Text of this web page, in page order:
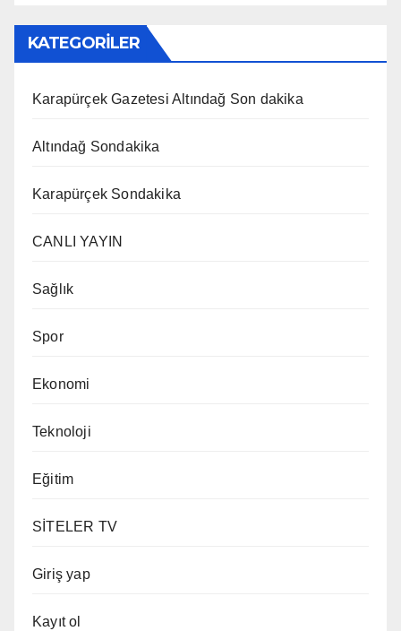
KATEGORİLER
Karapürçek Gazetesi Altındağ Son dakika
Altındağ Sondakika
Karapürçek Sondakika
CANLI YAYIN
Sağlık
Spor
Ekonomi
Teknoloji
Eğitim
SİTELER TV
Giriş yap
Kayıt ol